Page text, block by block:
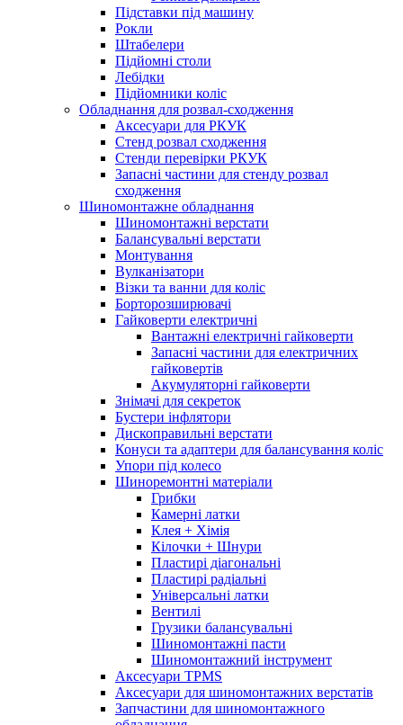
Підставки під машину
Рокли
Штабелери
Підйомні столи
Лебідки
Підйомники коліс
Обладнання для розвал-сходження
Аксесуари для РКУК
Стенд розвал сходження
Стенди перевірки РКУК
Запасні частини для стенду розвал
сходження
Шиномонтажне обладнання
Шиномонтажні верстати
Балансувальні верстати
Монтування
Вулканізатори
Візки та ванни для коліс
Борторозширювачі
Гайковерти електричні
Вантажні електричні гайковерти
Запасні частини для електричних
гайковертів
Акумуляторні гайковерти
Знімачі для секреток
Бустери інфлятори
Дископравильні верстати
Конуси та адаптери для балансування коліс
Упори під колесо
Шиноремонтні матеріали
Грибки
Камерні латки
Клея + Хімія
Кілочки + Шнури
Пластирі діагональні
Пластирі радіальні
Універсальні латки
Вентилі
Грузики балансувальні
Шиномонтажні пасти
Шиномонтажний інструмент
Аксесуари TPMS
Аксесуари для шиномонтажних верстатів
Запчастини для шиномонтажного